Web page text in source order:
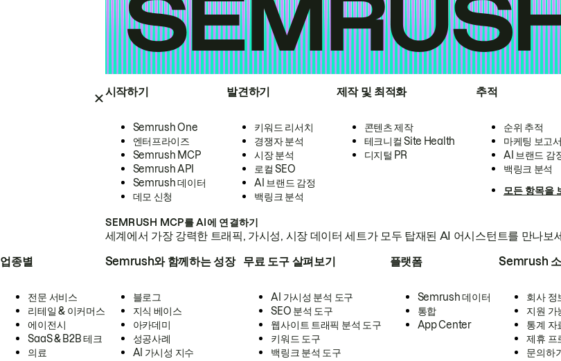
시작하기
Semrush One
엔터프라이즈
Semrush MCP
Semrush API
Semrush 데이터
데모 신청
발견하기
키워드 리서치
경쟁자 분석
시장 분석
로컬 SEO
AI 브랜드 감정
백링크 분석
제작 및 최적화
콘텐츠 제작
테크니컬 Site Health
디지털 PR
추적
순위 추적
마케팅 보고
AI 브랜드 감
백링크 분석
모든 항목을
SEMRUSH MCP를 AI에 연결하기
세계에서 가장 강력한 트래픽, 가시성, 시장 데이터 세트가 모두 탑재된 AI 어시스턴트를 만나보
업종별
전문 서비스
리테일 & 이커머스
에이전시
SaaS & B2B 테크
의료
Semrush와 함께하는 성장
블로그
지식 베이스
아카데미
성공사례
AI 가시성 지수
무료 도구 살펴보기
AI 가시성 분석 도구
SEO 분석 도구
웹사이트 트래픽 분석 도구
키워드 도구
백링크 분석 도구
플랫폼
Semrush 데이터
통합
App Center
Semrush
회사 정
지원 가
통계 자
제휴 프
문의하